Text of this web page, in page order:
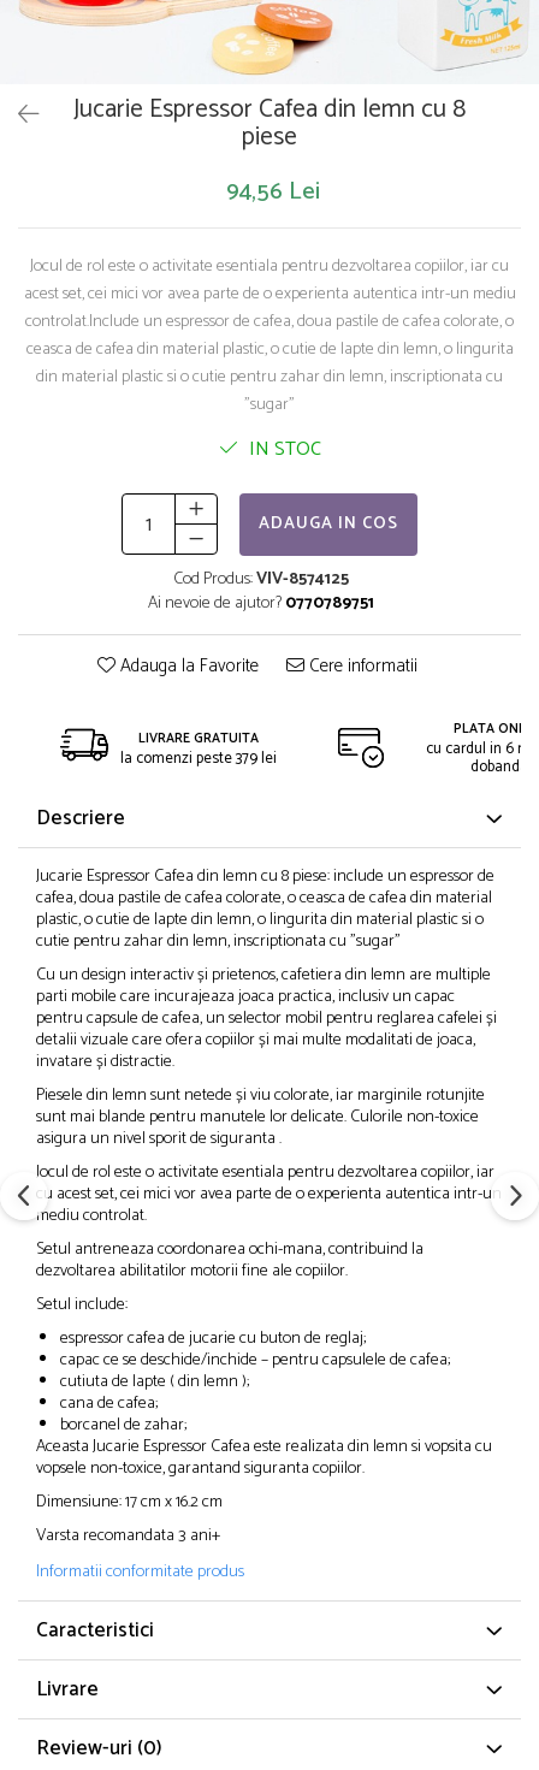
Jucarie Espressor Cafea din lemn cu 8
piese
94,56 Lei
Jocul de rol este o activitate esentiala pentru dezvoltarea copiilor, iar cu
acest set, cei mici vor avea parte de o experienta autentica intr-un mediu
controlat.Include un espressor de cafea, doua pastile de cafea colorate, o
ceasca de cafea din material plastic, o cutie de lapte din lemn, o lingurita
din material plastic si o cutie pentru zahar din lemn, inscriptionata cu
"sugar"
IN STOC
ADAUGA IN COS
Cod Produs:VIV-8574125
Ai nevoie de ajutor?0770789751
Adauga la Favorite Cere informatii
LIVRARE GRATUITA
la comenzi peste 379 lei
PLATA
cu cardul in 6
dobanda
Descriere
Jucarie Espressor Cafea din lemn cu 8 piese: include un espressor de
cafea, doua pastile de cafea colorate, o ceasca de cafea din material
plastic, o cutie de lapte din lemn, o lingurita din material plastic si o
cutie pentru zahar din lemn, inscriptionata cu "sugar"
Cu un design interactiv și prietenos, cafetiera din lemn are multiple
parti mobile care incurajeaza joaca practica, inclusiv un capac
pentru capsule de cafea, un selector mobil pentru reglarea cafelei și
detalii vizuale care ofera copiilor și mai multe modalitati de joaca,
invatare și distractie.
Piesele din lemn sunt netede și viu colorate, iar marginile rotunjite
sunt mai blande pentru manutele lor delicate. Culorile non-toxice
asigura un nivel sporit de siguranta .
Jocul de rol este o activitate esentiala pentru dezvoltarea copiilor, iar
cu acest set, cei mici vor avea parte de o experienta autentica intr-un
mediu controlat.
Setul antreneaza coordonarea ochi-mana, contribuind la
dezvoltarea abilitatilor motorii fine ale copiilor.
Setul include:
espressor cafea de jucarie cu buton de reglaj;
capac ce se deschide/inchide – pentru capsulele de cafea;
cutiuta de lapte ( din lemn );
cana de cafea;
borcanel de zahar;
Aceasta Jucarie Espressor Cafea este realizata din lemn si vopsita cu
vopsele non-toxice, garantand siguranta copiilor.
Dimensiune: 17 cm x 16.2 cm
Varsta recomandata 3 ani+
Informatii conformitate produs
Caracteristici
Livrare
Review-uri (0)